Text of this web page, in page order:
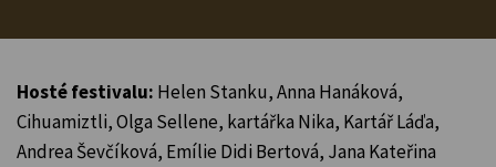
Hosté festivalu: Helen Stanku, Anna Hanáková,
Cihuamiztli, Olga Sellene, kartářka Nika, Kartář Láďa,
Andrea Ševčíková, Emílie Didi Bertová, Jana Kateřina